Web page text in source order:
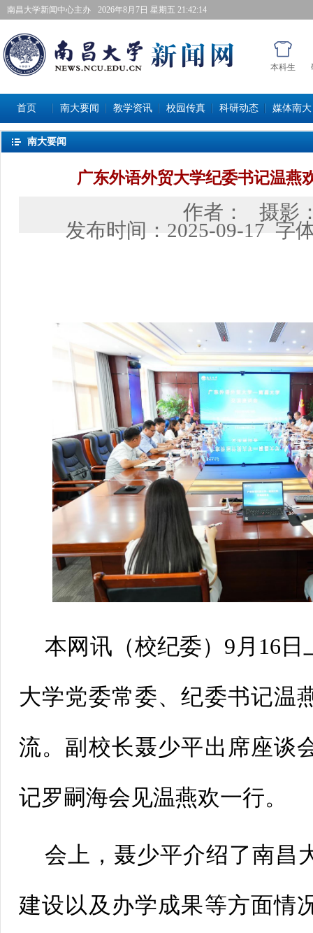
南昌大学新闻中心主办 2026年8月7日星期五 21:42:14
本科生
首页 南大要闻 教学资讯 校园传真 科研动态 媒体南大
南大要闻
广东外语外贸大学纪委书记温燕
作者：
摄影
发布时间： 2025-09-17 字
本网讯（校纪委）9月16
大学党委常委、纪委书记温
流。副校长聂少平出席座谈
记罗嗣海会见温燕欢一行。
会上，聂少平介绍了南昌
建设以及办学成果等方面情